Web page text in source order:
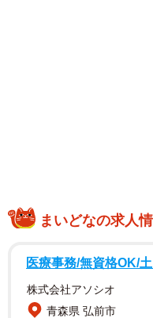
まいどなの求人
医療事務/無資格OK/
株式会社アソシオ
青森県 弘前市